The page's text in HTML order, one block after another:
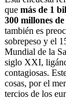
que más de 1
300 millones de
también es
sobrepeso y el
Mundial de la
siglo XXI,
contagiosas.
cosas, por el
tercios de los